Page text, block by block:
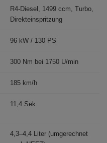
R4-Diesel, 1499 ccm, Turbo,
Direkteinspritzung
96 kW / 130 PS
300 Nm bei 1750 U/min
185 km/h
11,4 Sek.
4,3–4,4 Liter (umgerechnet